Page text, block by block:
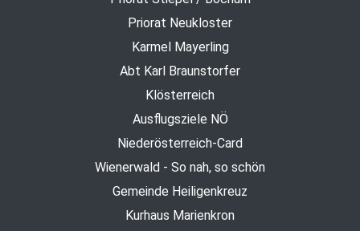
Priorat Neukloster
Karmel Mayerling
Abt Karl Braunstorfer
Klösterreich
Ausflugsziele NÖ
Niederösterreich-Card
Wienerwald - So nah, so schön
Gemeinde Heiligenkreuz
Kurhaus Marienkron